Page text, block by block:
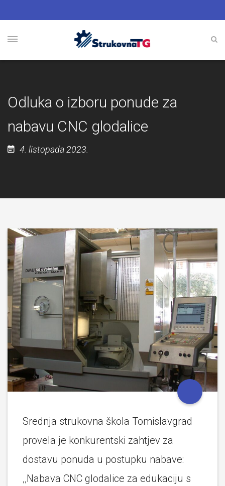
Odluka o izboru ponude za
nabavu CNC glodalice
4. listopada 2023.
Srednja strukovna škola Tomislavgrad
provela je konkurentski zahtjev za
dostavu ponuda u postupku nabave:
,,Nabava CNC glodalice za edukaciju s